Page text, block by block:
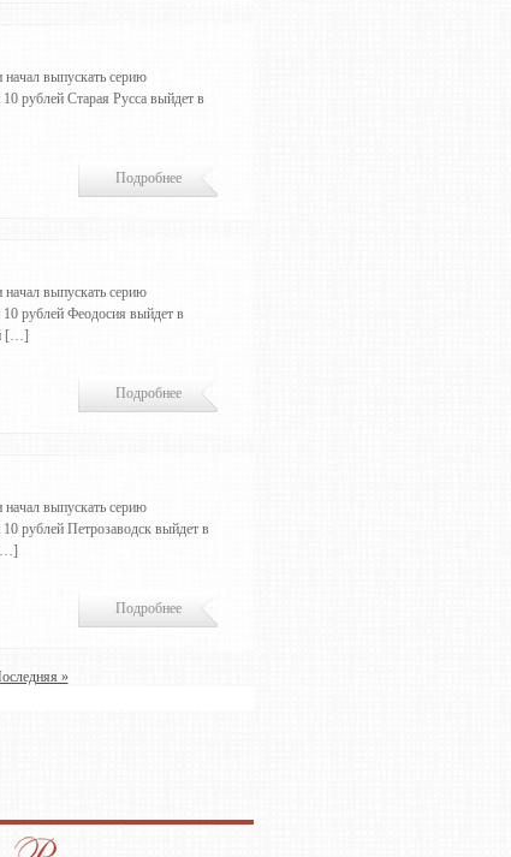
выпускать серию
рублей Старая Русса выйдет в
Подробнее
выпускать серию
рублей Феодосия выйдет в
[…]
Подробнее
выпускать серию
рублей Петрозаводск выйдет в
Подробнее
»